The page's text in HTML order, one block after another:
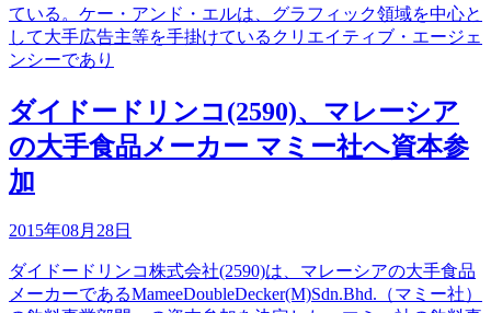
ている。ケー・アンド・エルは、グラフィック領域を中心と
して大手広告主等を手掛けているクリエイティブ・エージェ
ンシーであり
ダイドードリンコ(2590)、マレーシア
の大手食品メーカー マミー社へ資本参
加
2015年08月28日
ダイドードリンコ株式会社(2590)は、マレーシアの大手食品
メーカーであるMameeDoubleDecker(M)Sdn.Bhd.（マミー社）